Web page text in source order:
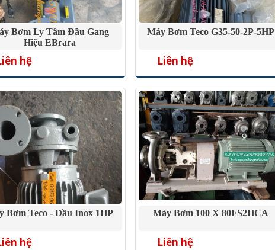
Bơm Ly Tâm Đầu Gang
Hiệu EBrara
hệ
Máy Bơm Teco G35-50-2P-5HP
Liên hệ
Bơm Teco - Đầu Inox 1HP
hệ
Máy Bơm 100 X 80FS2HCA
Liên hệ